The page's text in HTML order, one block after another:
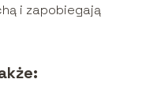
i zapobiegają